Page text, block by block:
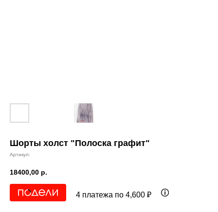
Шорты холст "Полоска графит"
Артикул:
18400,00 р.
4 платежа по 4,600 ₽